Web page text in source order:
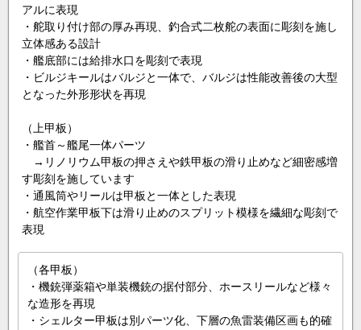
アルに表現
・舵取り付け部の厚み再現、釣合式二枚舵の表面に彫刻を施し
立体感ある設計
・艦底部には給排水口を彫刻で表現
・ビルジキールはバルジと一体で、バルジは性能改善後の大型
となった外形形状を再現
（上甲板）
・艦首～艦尾一体パーツ
→リノリウム甲板の押さえや鉄甲板の滑り止めなど細密感増
す彫刻を施しています
・通風筒やリールは甲板と一体とした表現
・航空作業甲板下は滑り止めのスプリット模様を繊細な彫刻で
表現
（各甲板）
・機銃弾薬箱や単装機銃の据付部分、ホースリールなど様々
な造形を再現
・シェルター甲板は別パーツ化、下層の魚雷装備区画も的確